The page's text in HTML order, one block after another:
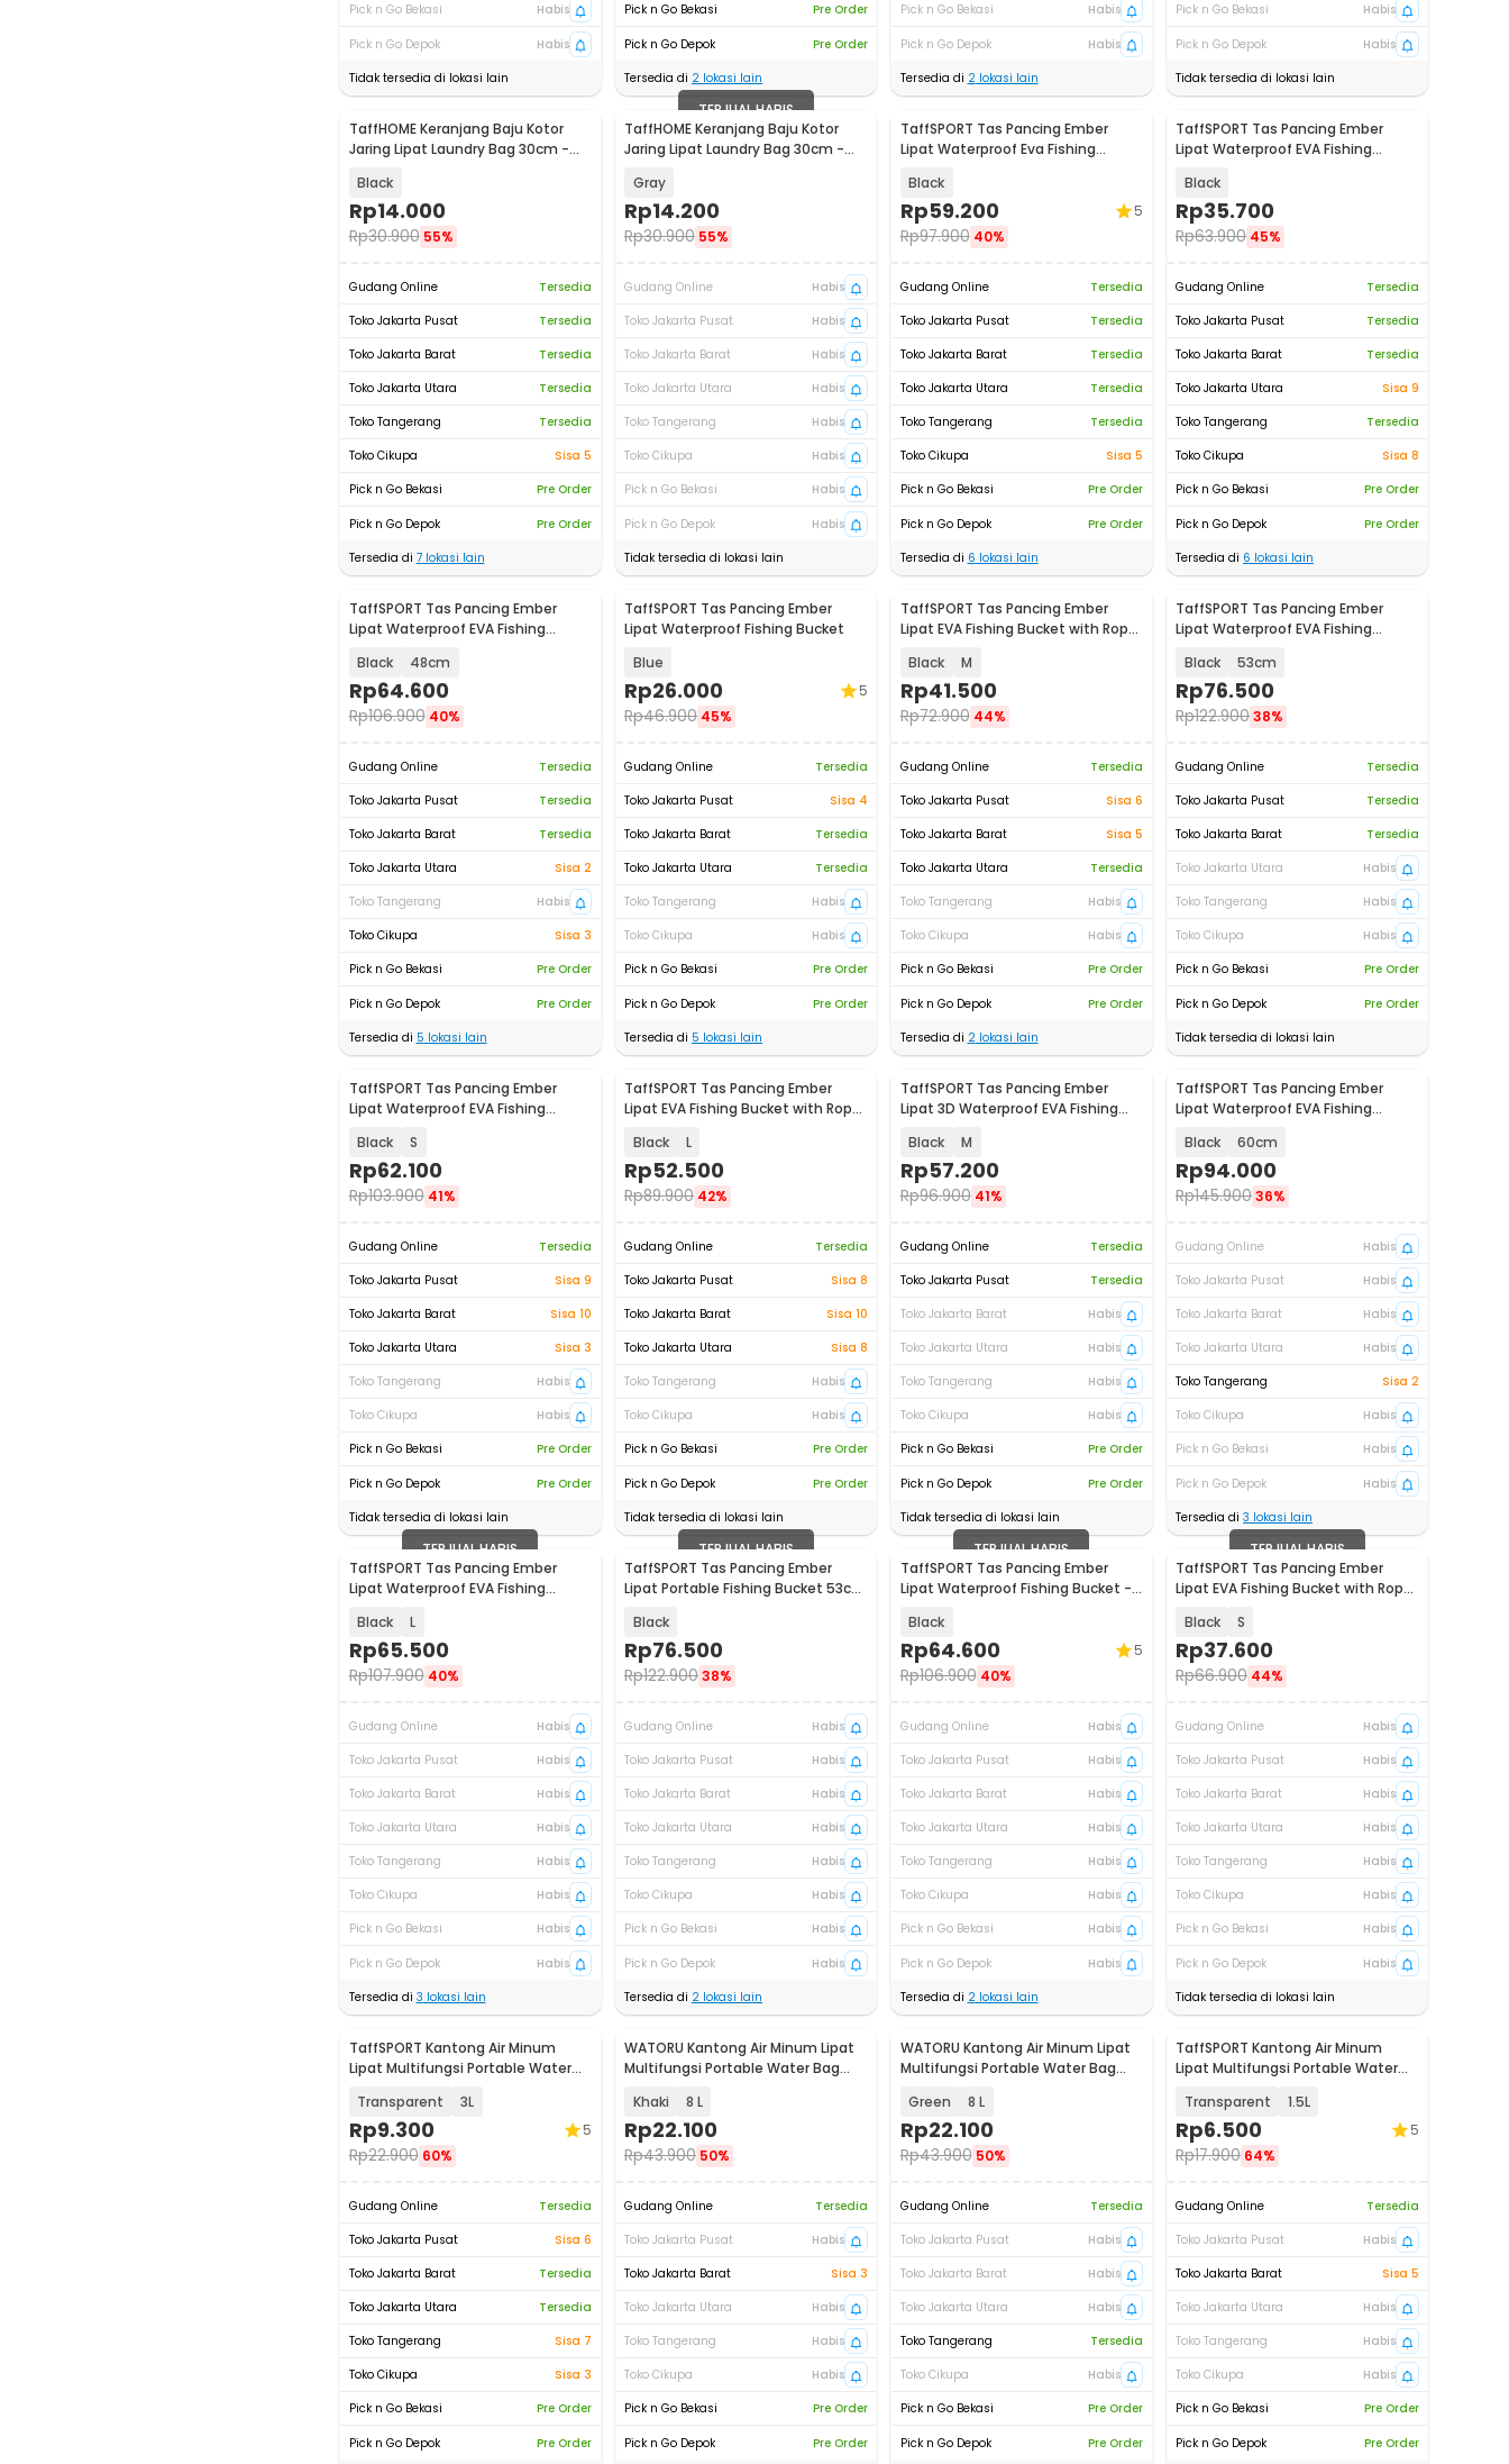
Pick n Go Bekasi
Habis
Pick n Go Depok
Habis
Tidak tersedia di lokasi lain
Pick n Go Bekasi
Pre Order
Pick n Go Depok
Pre Order
Tersedia di 2 lokasi lain
Pick n Go Bekasi
Habis
Pick n Go Depok
Habis
Tersedia di 2lokasi lain
Pick n Go Bekasi
Habis
Pick n Go Depok
Habis
Tidak tersedia di lokasi lain
TaffHOME Keranjang Baju Kotor
Jaring Lipat Laundry Bag 30cm -
Black
Rp14.000
Rp30.900 55%
Gudang Online
Tersedia
Toko Jakarta Pusat
Tersedia
Toko Jakarta Barat
Tersedia
Toko Jakarta Utara
Tersedia
Toko Tangerang
Tersedia
Toko Cikupa
Sisa 5
Pick n Go Bekasi
Pre Order
Pick n Go Depok
Pre Order
Tersedia di 7lokasi lain
TERJUAL HABIS
TaffHOME Keranjang Baju Kotor
Jaring Lipat Laundry Bag 30cm -
Gray
Rp14.200
Rp30.900 55%
Gudang Online
Habis
Toko Jakarta Pusat
Habis
Toko Jakarta Barat
Habis
Toko Jakarta Utara
Habis
Toko Tangerang
Habis
Toko Cikupa
Habis
Pick n Go Bekasi
Habis
Pick n Go Depok
Habis
Tidak tersedia di lokasi lain
TaffSPORT Tas Pancing Ember
Lipat Waterproof Eva Fishing
Black
Rp59.200
Rp97.900 40%
5
Gudang Online
Tersedia
Toko Jakarta Pusat
Tersedia
Toko Jakarta Barat
Tersedia
Toko Jakarta Utara
Tersedia
Toko Tangerang
Tersedia
Toko Cikupa
Sisa 5
Pick n Go Bekasi
Pre Order
Pick n Go Depok
Pre Order
Tersedia di 6 lokasi lain
TaffSPORT Tas Pancing Ember
Lipat Waterproof EVA Fishing
Black
Rp35.700
Rp63.900 45%
Gudang Online
Tersedia
Toko Jakarta Pusat
Tersedia
Toko Jakarta Barat
Tersedia
Toko Jakarta Utara
Sisa 9
Toko Tangerang
Tersedia
Toko Cikupa
Sisa 8
Pick n Go Bekasi
Pre Order
Pick n Go Depok
Pre Order
Tersedia di 6 lokasi lain
TaffSPORT Tas Pancing Ember
Lipat Waterproof EVA Fishing
Black 48cm
Rp64.600
Rp106.900 40%
Gudang Online
Tersedia
Toko Jakarta Pusat
Tersedia
Toko Jakarta Barat
Tersedia
Toko Jakarta Utara
Sisa 2
Toko Tangerang
Habis
Toko Cikupa
Sisa 3
Pick n Go Bekasi
Pre Order
Pick n Go Depok
Pre Order
Tersedia di 5 lokasi lain
TaffSPORT Tas Pancing Ember
Lipat Waterproof Fishing Bucket
Blue
Rp26.000
Rp46.900 45%
5
Gudang Online
Tersedia
Toko Jakarta Pusat
Sisa 4
Toko Jakarta Barat
Tersedia
Toko Jakarta Utara
Tersedia
Toko Tangerang
Habis
Toko Cikupa
Habis
Pick n Go Bekasi
Pre Order
Pick n Go Depok
Pre Order
Tersedia di 5 lokasi lain
TaffSPORT Tas Pancing Ember
Lipat EVA Fishing Bucket with Rope
Black M
Rp41.500
Rp72.900 44%
Gudang Online
Tersedia
Toko Jakarta Pusat
Sisa 6
Toko Jakarta Barat
Sisa 5
Toko Jakarta Utara
Tersedia
Toko Tangerang
Habis
Toko Cikupa
Habis
Pick n Go Bekasi
Pre Order
Pick n Go Depok
Pre Order
Tersedia di 2lokasi lain
TaffSPORT Tas Pancing Ember
Lipat Waterproof EVA Fishing
Black 53cm
Rp76.500
Rp122.90038%
Gudang Online
Tersedia
Toko Jakarta Pusat
Tersedia
Toko Jakarta Barat
Tersedia
Toko Jakarta Utara
Habis
Toko Tangerang
Habis
Toko Cikupa
Habis
Pick n Go Bekasi
Pre Order
Pick n Go Depok
Pre Order
Tidak tersedia di lokasi lain
TaffSPORT Tas Pancing Ember
Lipat Waterproof EVA Fishing
Black S
Rp62.100
Rp103.900 41%
Gudang Online
Tersedia
Toko Jakarta Pusat
Sisa 9
Toko Jakarta Barat
Sisa 10
Toko Jakarta Utara
Sisa 3
Toko Tangerang
Habis
Toko Cikupa
Habis
Pick n Go Bekasi
Pre Order
Pick n Go Depok
Pre Order
Tidak tersedia di lokasi lain
TaffSPORT Tas Pancing Ember
Lipat EVA Fishing Bucket with Rope
Black L
Rp52.500
Rp89.900 42%
Gudang Online
Tersedia
Toko Jakarta Pusat
Sisa 8
Toko Jakarta Barat
Sisa 10
Toko Jakarta Utara
Sisa 8
Toko Tangerang
Habis
Toko Cikupa
Habis
Pick n Go Bekasi
Pre Order
Pick n Go Depok
Pre Order
Tidak tersedia di lokasi lain
TaffSPORT Tas Pancing Ember
Lipat 3D Waterproof EVA Fishing
Black M
Rp57.200
Rp96.900 41%
Gudang Online
Tersedia
Toko Jakarta Pusat
Tersedia
Toko Jakarta Barat
Habis
Toko Jakarta Utara
Habis
Toko Tangerang
Habis
Toko Cikupa
Habis
Pick n Go Bekasi
Pre Order
Pick n Go Depok
Pre Order
Tidak tersedia di lokasi lain
TaffSPORT Tas Pancing Ember
Lipat Waterproof EVA Fishing
Black 60cm
Rp94.000
Rp145.90036%
Gudang Online
Habis
Toko Jakarta Pusat
Habis
Toko Jakarta Barat
Habis
Toko Jakarta Utara
Habis
Toko Tangerang
Sisa 2
Toko Cikupa
Habis
Pick n Go Bekasi
Habis
Pick n Go Depok
Habis
Tersedia di 3 lokasi lain
TERJUAL HABIS
TaffSPORT Tas Pancing Ember
Lipat Waterproof EVA Fishing
Black L
Rp65.500
Rp107.900 40%
Gudang Online
Habis
Toko Jakarta Pusat
Habis
Toko Jakarta Barat
Habis
Toko Jakarta Utara
Habis
Toko Tangerang
Habis
Toko Cikupa
Habis
Pick n Go Bekasi
Habis
Pick n Go Depok
Habis
Tersedia di 3 lokasi lain
TERJUAL HABIS
TaffSPORT Tas Pancing Ember
Lipat Portable Fishing Bucket 53cm
Black
Rp76.500
Rp122.90038%
Gudang Online
Habis
Toko Jakarta Pusat
Habis
Toko Jakarta Barat
Habis
Toko Jakarta Utara
Habis
Toko Tangerang
Habis
Toko Cikupa
Habis
Pick n Go Bekasi
Habis
Pick n Go Depok
Habis
Tersedia di 2 lokasi lain
TERJUAL HABIS
TaffSPORT Tas Pancing Ember
Lipat Waterproof Fishing Bucket -
Black
Rp64.600
Rp106.900 40%
5
Gudang Online
Habis
Toko Jakarta Pusat
Habis
Toko Jakarta Barat
Habis
Toko Jakarta Utara
Habis
Toko Tangerang
Habis
Toko Cikupa
Habis
Pick n Go Bekasi
Habis
Pick n Go Depok
Habis
Tersedia di 2lokasi lain
TERJUAL HABIS
TaffSPORT Tas Pancing Ember
Lipat EVA Fishing Bucket with Rope
Black S
Rp37.600
Rp66.900 44%
Gudang Online
Habis
Toko Jakarta Pusat
Habis
Toko Jakarta Barat
Habis
Toko Jakarta Utara
Habis
Toko Tangerang
Habis
Toko Cikupa
Habis
Pick n Go Bekasi
Habis
Pick n Go Depok
Habis
Tidak tersedia di lokasi lain
TaffSPORT Kantong Air Minum
Lipat Multifungsi Portable Water
Transparent 3L
Rp9.300
Rp22.900 60%
5
Gudang Online
Tersedia
Toko Jakarta Pusat
Sisa 6
Toko Jakarta Barat
Tersedia
Toko Jakarta Utara
Tersedia
Toko Tangerang
Sisa 7
Toko Cikupa
Sisa 3
Pick n Go Bekasi
Pre Order
Pick n Go Depok Pre Order
WATORU Kantong Air Minum Lipat
Multifungsi Portable Water Bag
Khaki 8 L
Rp22.100
Rp43.900 50%
Gudang Online
Tersedia
Toko Jakarta Pusat
Habis
Toko Jakarta Barat
Sisa 3
Toko Jakarta Utara
Habis
Toko Tangerang
Habis
Toko Cikupa
Habis
Pick n Go Bekasi
Pre Order
Pick n Go Depok Pre Order
WATORU Kantong Air Minum Lipat
Multifungsi Portable Water Bag
Green 8 L
Rp22.100
Rp43.900 50%
Gudang Online
Tersedia
Toko Jakarta Pusat
Habis
Toko Jakarta Barat
Habis
Toko Jakarta Utara
Habis
Toko Tangerang
Tersedia
Toko Cikupa
Habis
Pick n Go Bekasi
Pre Order
Pick n Go Depok Pre Order
TaffSPORT Kantong Air Minum
Lipat Multifungsi Portable Water
Transparent 1.5L
Rp6.500
Rp17.900 64%
5
Gudang Online
Tersedia
Toko Jakarta Pusat
Habis
Toko Jakarta Barat
Sisa 5
Toko Jakarta Utara
Habis
Toko Tangerang
Habis
Toko Cikupa
Habis
Pick n Go Bekasi
Pre Order
Pick n Go Depok Pre Order